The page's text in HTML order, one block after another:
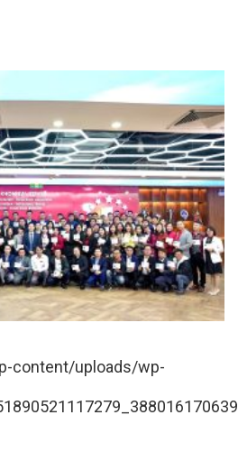
content/uploads/wp-